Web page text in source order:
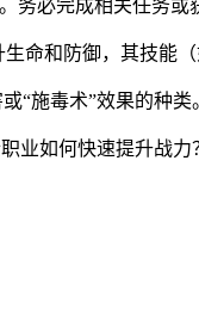
务必完成相关任务或
命和防御，其技能
“施毒术”效果的种类